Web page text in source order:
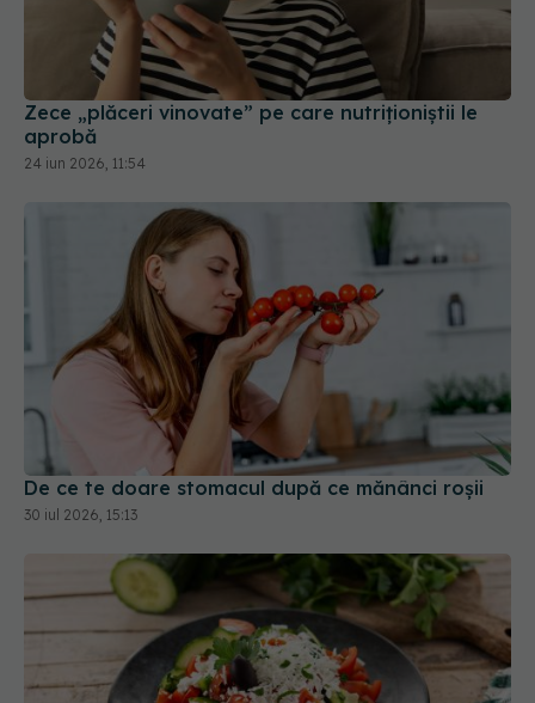
Zece „plăceri vinovate” pe care nutriționiștii le
aprobă
24 iun 2026, 11:54
De ce te doare stomacul după ce mănânci roșii
30 iul 2026, 15:13